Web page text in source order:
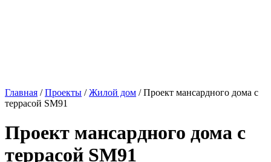
Главная /Проекты /Жилой дом / Проект мансардного дома с
террасой SM91
Проект мансардного дома с
террасой SM91